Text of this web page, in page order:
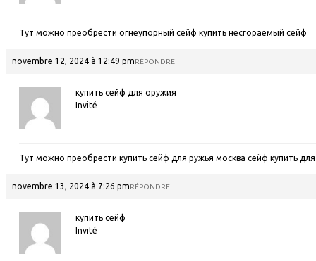
Тут можно преобрести огнеупорный сейф купить несгораемый сейф
novembre 12, 2024 à 12:49 pmRÉPONDRE
купить сейф для оружия
Invité
Тут можно преобрести купить сейф для ружья москва сейф купить
novembre 13, 2024 à 7:26 pmRÉPONDRE
купить сейф
Invité